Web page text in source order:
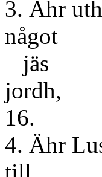
3. Ähr
något
jäs
16.
4. Ähr